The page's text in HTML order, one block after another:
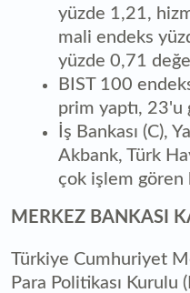
yüzde 1,21,
mali endeks
yüzde 0,71
BIST 100
prim yaptı, 23'u
İş Bankası (C),
Akbank, Türk
çok işlem gören
MERKEZ BANKASI
Türkiye Cumhuriyet
Para Politikası